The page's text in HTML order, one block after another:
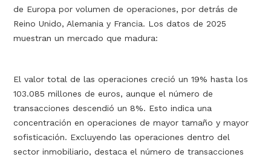
de Europa por volumen de operaciones, por detrás de
Reino Unido, Alemania y Francia. Los datos de 2025
muestran un mercado que madura:
El valor total de las operaciones creció un 19% hasta los
103.085 millones de euros, aunque el número de
transacciones descendió un 8%. Esto indica una
concentración en operaciones de mayor tamaño y mayor
sofisticación. Excluyendo las operaciones dentro del
sector inmobiliario, destaca el número de transacciones